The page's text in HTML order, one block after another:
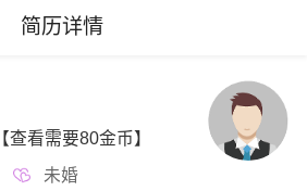
简历详情
【查看需要80金币】
未婚